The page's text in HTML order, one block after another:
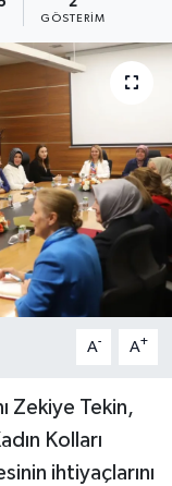
2
GÖSTERIM
A- A+
Zekiye Tekin,
Kolları
ihtiyaçlarını